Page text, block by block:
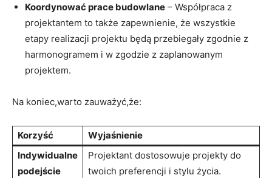
Koordynować prace budowlane – Współpraca z
projektantem to także zapewnienie, że wszystkie
etapy realizacji⁢ projektu będą⁢ przebiegały zgodnie z
harmonogramem i w zgodzie ⁤z zaplanowanym
projektem.
Na koniec,warto zauważyć,że:
Korzyść
Wyjaśnienie
Indywidualne
podejście
Projektant dostosowuje projekty do
twoich preferencji i​ stylu życia.